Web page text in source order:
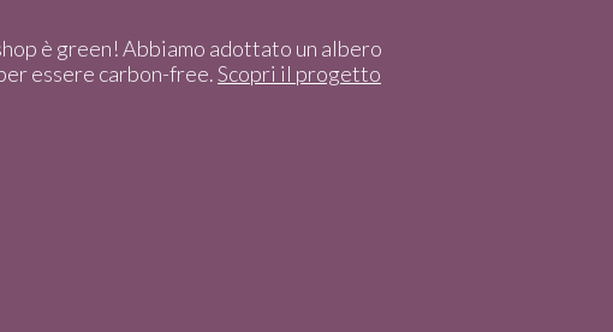
è green! Abbiamo adottato un albero
essere carbon-free.Scopri il progetto